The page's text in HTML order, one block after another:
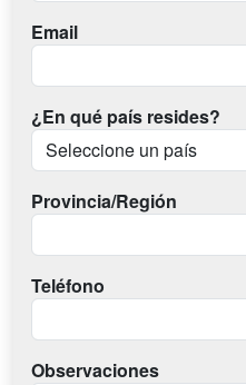
Email
¿En qué país resides?
Provincia/Región
Teléfono
Observaciones